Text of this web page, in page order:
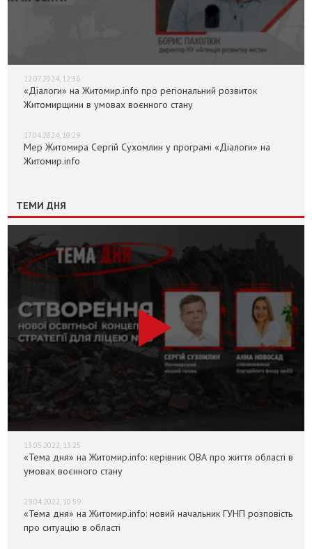
12.07.2024, 12:36
«Діалоги» на Житомир.info про регіональний розвиток
Житомирщини в умовах воєнного стану
17.04.2024, 10:29
Мер Житомира Сергій Сухомлин у програмі «Діалоги» на
Житомир.info
ТЕМИ ДНЯ
13.05.2022, 13:25
«Тема дня» на Житомир.info: керівник ОВА про життя області в
умовах воєнного стану
29.04.2022, 10:59
«Тема дня» на Житомир.info: новий начальник ГУНП розповість
про ситуацію в області